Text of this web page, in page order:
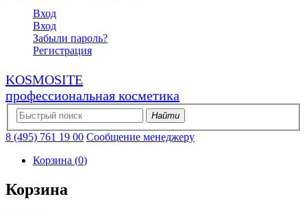
Вход
Вход
Забыли пароль?
Регистрация
KOSMOSITE
профессиональная косметика
Найти
8 (495) 761 19 00 Сообщение менеджеру
Корзина (0)
Корзина